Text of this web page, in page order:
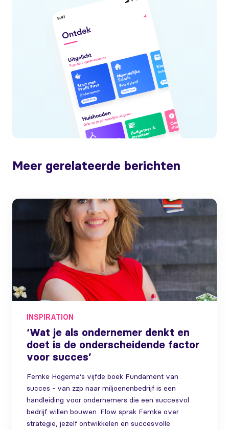
Meer gerelateerde berichten
INSPIRATION
‘Wat je als ondernemer denkt en
doet is de onderscheidende factor
voor succes’
Femke Hogema’s vijfde boek Fundament van
succes - van zzp naar miljoenenbedrijf is een
handleiding voor ondernemers die een succesvol
bedrijf willen bouwen. Flow sprak Femke over
strategie, jezelf ontwikkelen en succesvolle